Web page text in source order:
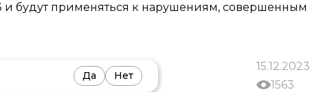
и будут применяться к нарушениям, совершенным
15.12.2023
1563
Да Нет